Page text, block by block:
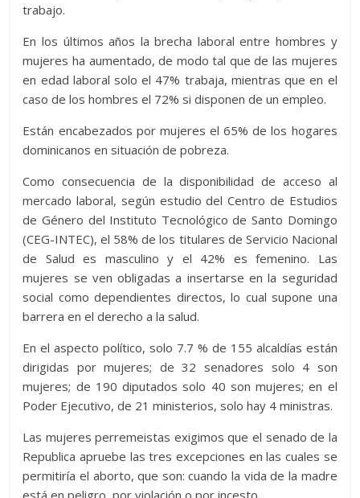
trabajo.
En los últimos años la brecha laboral entre hombres y
mujeres ha aumentado, de modo tal que de las mujeres
en edad laboral solo el 47% trabaja, mientras que en el
caso de los hombres el 72% si disponen de un empleo.
Están encabezados por mujeres el 65% de los hogares
dominicanos en situación de pobreza.
Como consecuencia de la disponibilidad de acceso al
mercado laboral, según estudio del Centro de Estudios
de Género del Instituto Tecnológico de Santo Domingo
(CEG-INTEC), el 58% de los titulares de Servicio Nacional
de Salud es masculino y el 42% es femenino. Las
mujeres se ven obligadas a insertarse en la seguridad
social como dependientes directos, lo cual supone una
barrera en el derecho a la salud.
En el aspecto político, solo 7.7 % de 155 alcaldías están
dirigidas por mujeres; de 32 senadores solo 4 son
mujeres; de 190 diputados solo 40 son mujeres; en el
Poder Ejecutivo, de 21 ministerios, solo hay 4 ministras.
Las mujeres perremeistas exigimos que el senado de la
Republica apruebe las tres excepciones en las cuales se
permitiría el aborto, que son: cuando la vida de la madre
está en peligro, por violación o por incesto.